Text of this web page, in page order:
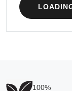
100%